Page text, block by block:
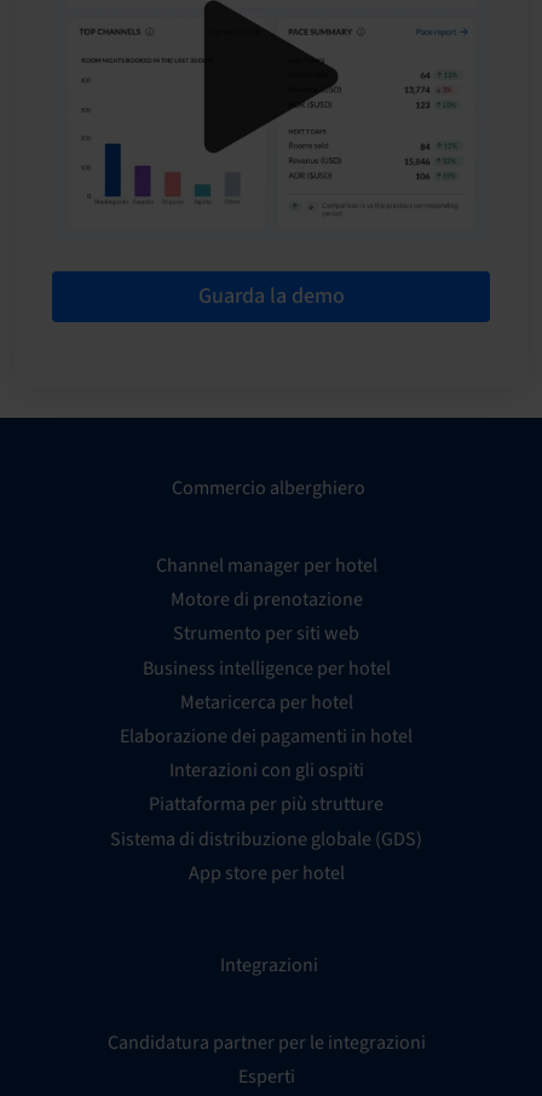
Guarda la demo
Commercio alberghiero
Channel manager per hotel
Motore di prenotazione
Strumento per siti web
Business intelligence per hotel
Metaricerca per hotel
Elaborazione dei pagamenti in hotel
Interazioni con gli ospiti
Piattaforma per più strutture
Sistema di distribuzione globale (GDS)
App store per hotel
Integrazioni
Candidatura partner per le integrazioni
Esperti